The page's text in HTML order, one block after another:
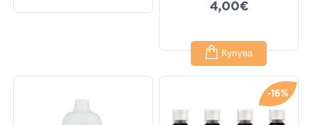
4,00€
Купува
-16%